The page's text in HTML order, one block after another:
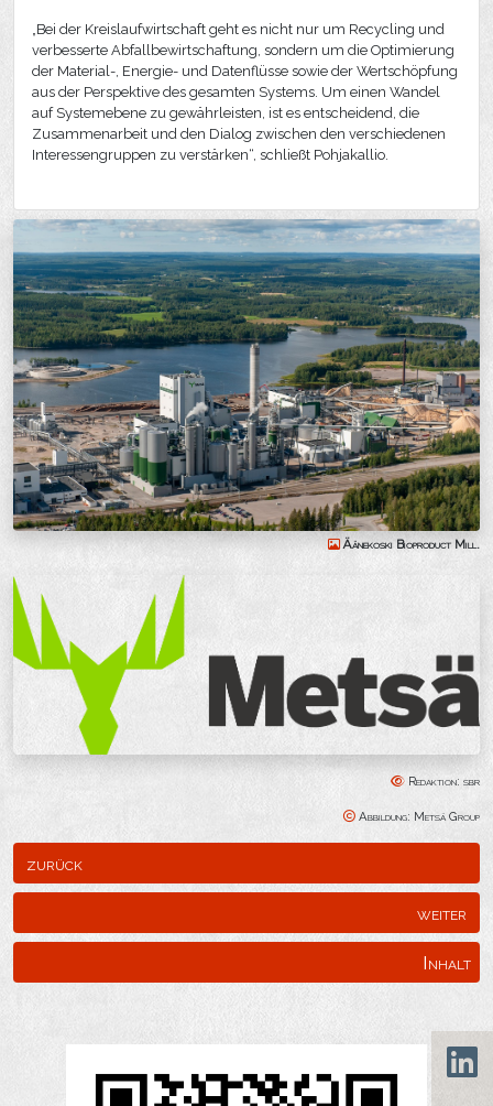
„Bei der Kreislaufwirtschaft geht es nicht nur um Recycling und
verbesserte Abfallbewirtschaftung, sondern um die Optimierung
der Material-, Energie- und Datenflüsse sowie der Wertschöpfung
aus der Perspektive des gesamten Systems. Um einen Wandel
auf Systemebene zu gewährleisten, ist es entscheidend, die
Zusammenarbeit und den Dialog zwischen den verschiedenen
Interessengruppen zu verstärken“, schließt Pohjakallio.
Äänekoski Bioproduct Mill.
Redaktion: sbr
Abbildung: Metsä Group
zurück
weiter
Inhalt